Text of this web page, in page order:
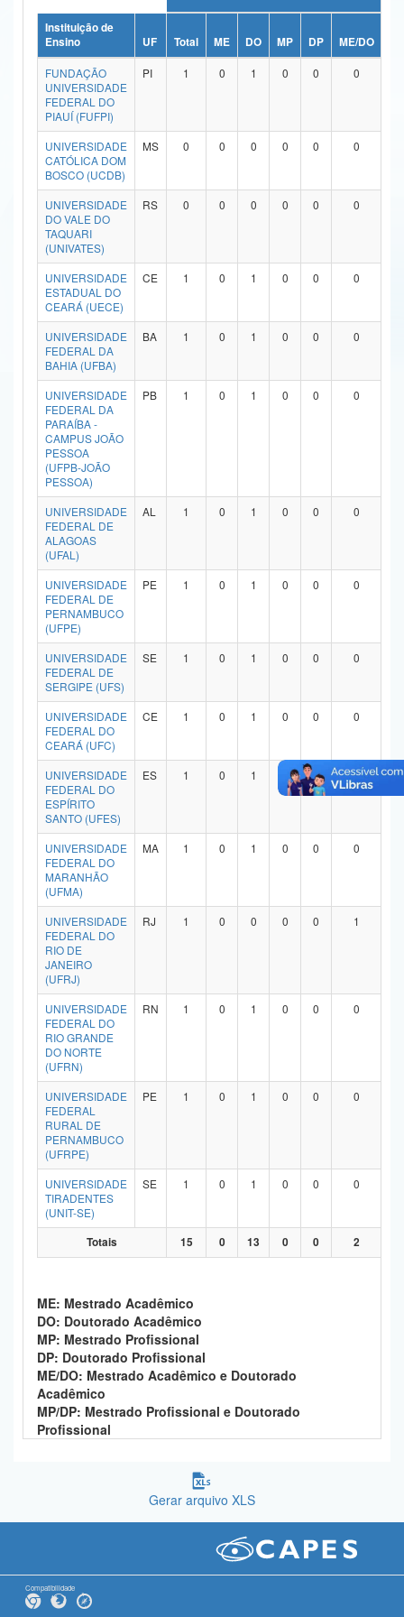
Ministério da Ciência, Tecnologia, Inovações e Comunicações
Ministério do Meio Ambiente
Ministério do Turismo
Ministério do Desenvolvimento Regional
Controladoria-Geral da União
Ministério da Mulher, da Família e dos Direitos Humanos
Secretaria-Geral
Secretaria de Governo
Gabinete de Segurança Institucional
Advocacia-Geral da União
Banco Central do Brasil
Instituição de
Ensino
UF Total ME DO MP DP ME/DO
FUNDAÇÃO
UNIVERSIDADE
FEDERAL DO
PIAUÍ (FUFPI)
PI 1 0 1 0 0 0
UNIVERSIDADE
CATÓLICA DOM
BOSCO (UCDB)
MS 0 0 0 0 0 0
UNIVERSIDADE
DO VALE DO
TAQUARI
(UNIVATES)
RS 0 0 0 0 0 0
UNIVERSIDADE
ESTADUAL DO
CEARÁ (UECE)
CE 1 0 1 0 0 0
UNIVERSIDADE
FEDERAL DA
BAHIA (UFBA)
BA 1 0 1 0 0 0
UNIVERSIDADE
FEDERAL DA
PARAÍBA -
CAMPUS JOÃO
PESSOA
(UFPB-JOÃO
PESSOA)
PB 1 0 1 0 0 0
UNIVERSIDADE
FEDERAL DE
ALAGOAS
(UFAL)
AL 1 0 1 0 0 0
UNIVERSIDADE
FEDERAL DE
PERNAMBUCO
(UFPE)
PE 1 0 1 0 0 0
UNIVERSIDADE
FEDERAL DE
SERGIPE (UFS)
SE 1 0 1 0 0 0
UNIVERSIDADE
FEDERAL DO
CEARÁ (UFC)
CE 1 0 1 0 0 0
UNIVERSIDADE
FEDERAL DO
ESPÍRITO
SANTO (UFES)
ES 1 0 1 0 0
UNIVERSIDADE
FEDERAL DO
MARANHÃO
(UFMA)
MA 1 0 1 0 0 0
UNIVERSIDADE
FEDERAL DO
RIO DE
JANEIRO
(UFRJ)
RJ 1 0 0 0 0 1
UNIVERSIDADE
FEDERAL DO
RIO GRANDE
DO NORTE
(UFRN)
RN 1 0 1 0 0 0
UNIVERSIDADE
FEDERAL
RURAL DE
PERNAMBUCO
(UFRPE)
PE 1 0 1 0 0 0
UNIVERSIDADE
TIRADENTES
(UNIT-SE)
SE 1 0 1 0 0 0
Totais 15 0 13 0 0 2
ME: Mestrado Acadêmico
DO: Doutorado Acadêmico
MP: Mestrado Profissional
DP: Doutorado Profissional
ME/DO: Mestrado Acadêmico e Doutorado
Acadêmico
MP/DP: Mestrado Profissional e Doutorado
Profissional
Gerar arquivo XLS
Compatibilidade